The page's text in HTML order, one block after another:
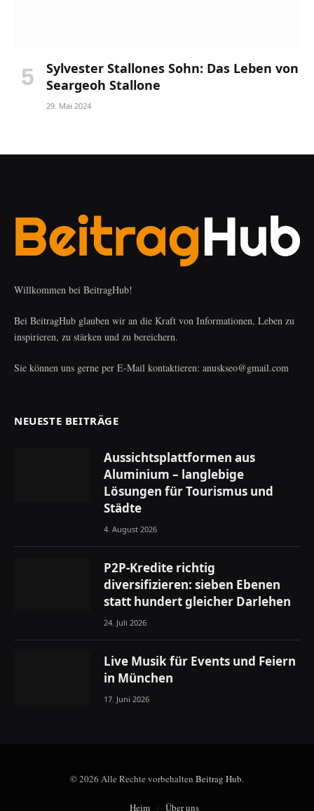
Sylvester Stallones Sohn: Das Leben von
Seargeoh Stallone
29. Mai 2024
Willkommen bei BeitragHub!
Bei BeitragHub glauben wir an die Kraft von Informationen, Leben zu
inspirieren, zu stärken und zu bereichern.
Sie können uns gerne per E-Mail kontaktieren: anuskseo@gmail.com
NEUESTE BEITRÄGE
Aussichtsplattformen aus
Aluminium – langlebige
Lösungen für Tourismus und
Städte
4. August 2026
P2P-Kredite richtig
diversifizieren: sieben Ebenen
statt hundert gleicher Darlehen
24. Juli 2026
Live Musik für Events und Feiern
in München
17. Juni 2026
© 2026 Alle Rechte vorbehalten Beitrag Hub.
Heim Über uns